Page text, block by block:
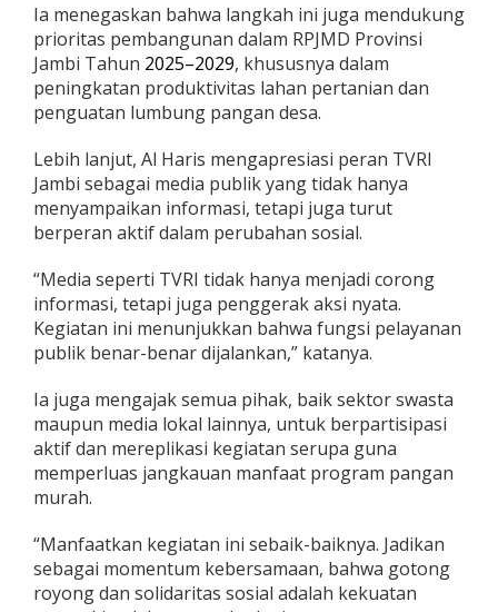
Ia menegaskan bahwa langkah ini juga mendukung
prioritas pembangunan dalam RPJMD Provinsi
Jambi Tahun 2025–2029, khususnya dalam
peningkatan produktivitas lahan pertanian dan
penguatan lumbung pangan desa.
Lebih lanjut, Al Haris mengapresiasi peran TVRI
Jambi sebagai media publik yang tidak hanya
menyampaikan informasi, tetapi juga turut
berperan aktif dalam perubahan sosial.
“Media seperti TVRI tidak hanya menjadi corong
informasi, tetapi juga penggerak aksi nyata.
Kegiatan ini menunjukkan bahwa fungsi pelayanan
publik benar-benar dijalankan,” katanya.
Ia juga mengajak semua pihak, baik sektor swasta
maupun media lokal lainnya, untuk berpartisipasi
aktif dan mereplikasi kegiatan serupa guna
memperluas jangkauan manfaat program pangan
murah.
“Manfaatkan kegiatan ini sebaik-baiknya. Jadikan
sebagai momentum kebersamaan, bahwa gotong
royong dan solidaritas sosial adalah kekuatan